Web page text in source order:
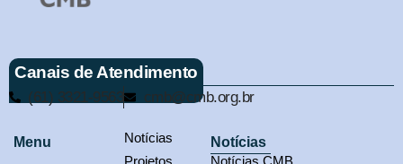
Canais de Atendimento
(61) 3321-9563 cmb@cmb.org.br
Menu
Notícias
Projetos
Notícias
Notícias CMB